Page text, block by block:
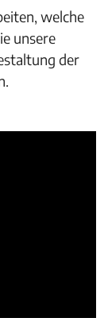
welche
unsere
der